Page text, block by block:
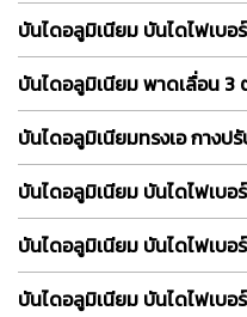
บันไดอลูมิเนียม บันไดไฟเบ
บันไดอลูมิเนียม พาดเลื่อน 3
บันไดอลูมิเนียมทรงเอ กางป
บันไดอลูมิเนียม บันไดไฟเบอ
บันไดอลูมิเนียม บันไดไฟเบอ
บันไดอลูมิเนียม บันไดไฟเบอ